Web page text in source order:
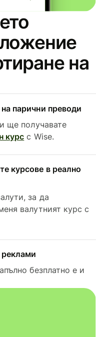
на
парични преводи
ще получавате
курс с Wise.
курсове в реално
за да
валутният курс с
безплатно е и